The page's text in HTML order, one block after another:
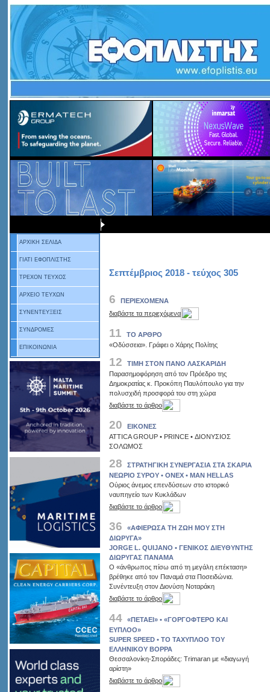
ΑΡΧΙΚΗ ΣΕΛΙΔΑ
ΓΙΑΤΙ ΕΦΟΠΛΙΣΤΗΣ
ΤΡΕΧΟΝ ΤΕΥΧΟΣ
ΑΡΧΕΙΟ ΤΕΥΧΩΝ
ΣΥΝΕΝΤΕΥΞΕΙΣ
ΣΥΝΔΡΟΜΕΣ
ΕΠΙΚΟΙΝΩΝΙΑ
Σεπτέμβριος 2018 - τεύχος 305
6
ΠΕΡΙΕΧΟΜΕΝΑ
διαβάστε τα περιεχόμενα
11
ΤΟ ΑΡΘΡΟ
«Οδύσσεια». Γράφει ο Χάρης Πολίτης
12
TIMH ΣΤΟΝ ΠΑΝΟ ΛΑΣΚΑΡΙΔΗ
Παρασημοφόρηση από τον Πρόεδρο της
Δημοκρατίας κ. Προκόπη Παυλόπουλο για την
πολυσχιδή προσφορά του στη χώρα
διαβάστε το άρθρο
20
ΕΙΚΟΝΕΣ
ATTICA GROUP • PRINCE • ΔΙΟΝΥΣΙΟΣ
ΣΟΛΩΜΟΣ
28
ΣΤΡΑΤΗΓΙΚΗ ΣΥΝΕΡΓΑΣΙΑ ΣΤΑ ΣΚΑΡΙΑ
ΝΕΩΡΙΟ ΣΥΡΟΥ • ONEX • MAN HELLAS
Ούριος άνεμος επενδύσεων στο ιστορικό
ναυπηγείο των Κυκλάδων
διαβάστε το άρθρο
36
«ΑΦΙΕΡΩΣΑ ΤΗ ΖΩΗ ΜΟΥ ΣΤΗ
ΔΙΩΡΥΓΑ»
JORGE L. QUIJANO • ΓΕΝΙΚΟΣ ΔΙΕΥΘΥΝΤΗΣ
ΔΙΩΡΥΓΑΣ ΠΑΝΑΜΑ
Ο «άνθρωπος πίσω από τη μεγάλη επέκταση»
βρέθηκε από τον Παναμά στα Ποσειδώνια.
Συνέντευξη στον Διονύση Νοταράκη
διαβάστε το άρθρο
44
«ΠΕΤΑΕΙ» • «ΓΟΡΓΟΦΤΕΡΟ ΚΑΙ
ΕΥΠΛΟΟ»
SUPER SPEED • ΤΟ ΤΑΧΥΠΛΟΟ ΤΟΥ
ΕΛΛΗΝΙΚΟΥ ΒΟΡΡΑ
Θεσσαλονίκη-Σποράδες: Trimaran με «διαγωγή
αρίστη»
διαβάστε το άρθρο